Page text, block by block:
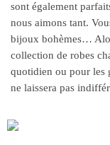
sont également
nous aimons tant.
bijoux bohèmes…
collection de robes
quotidien ou pour les
ne laissera pas